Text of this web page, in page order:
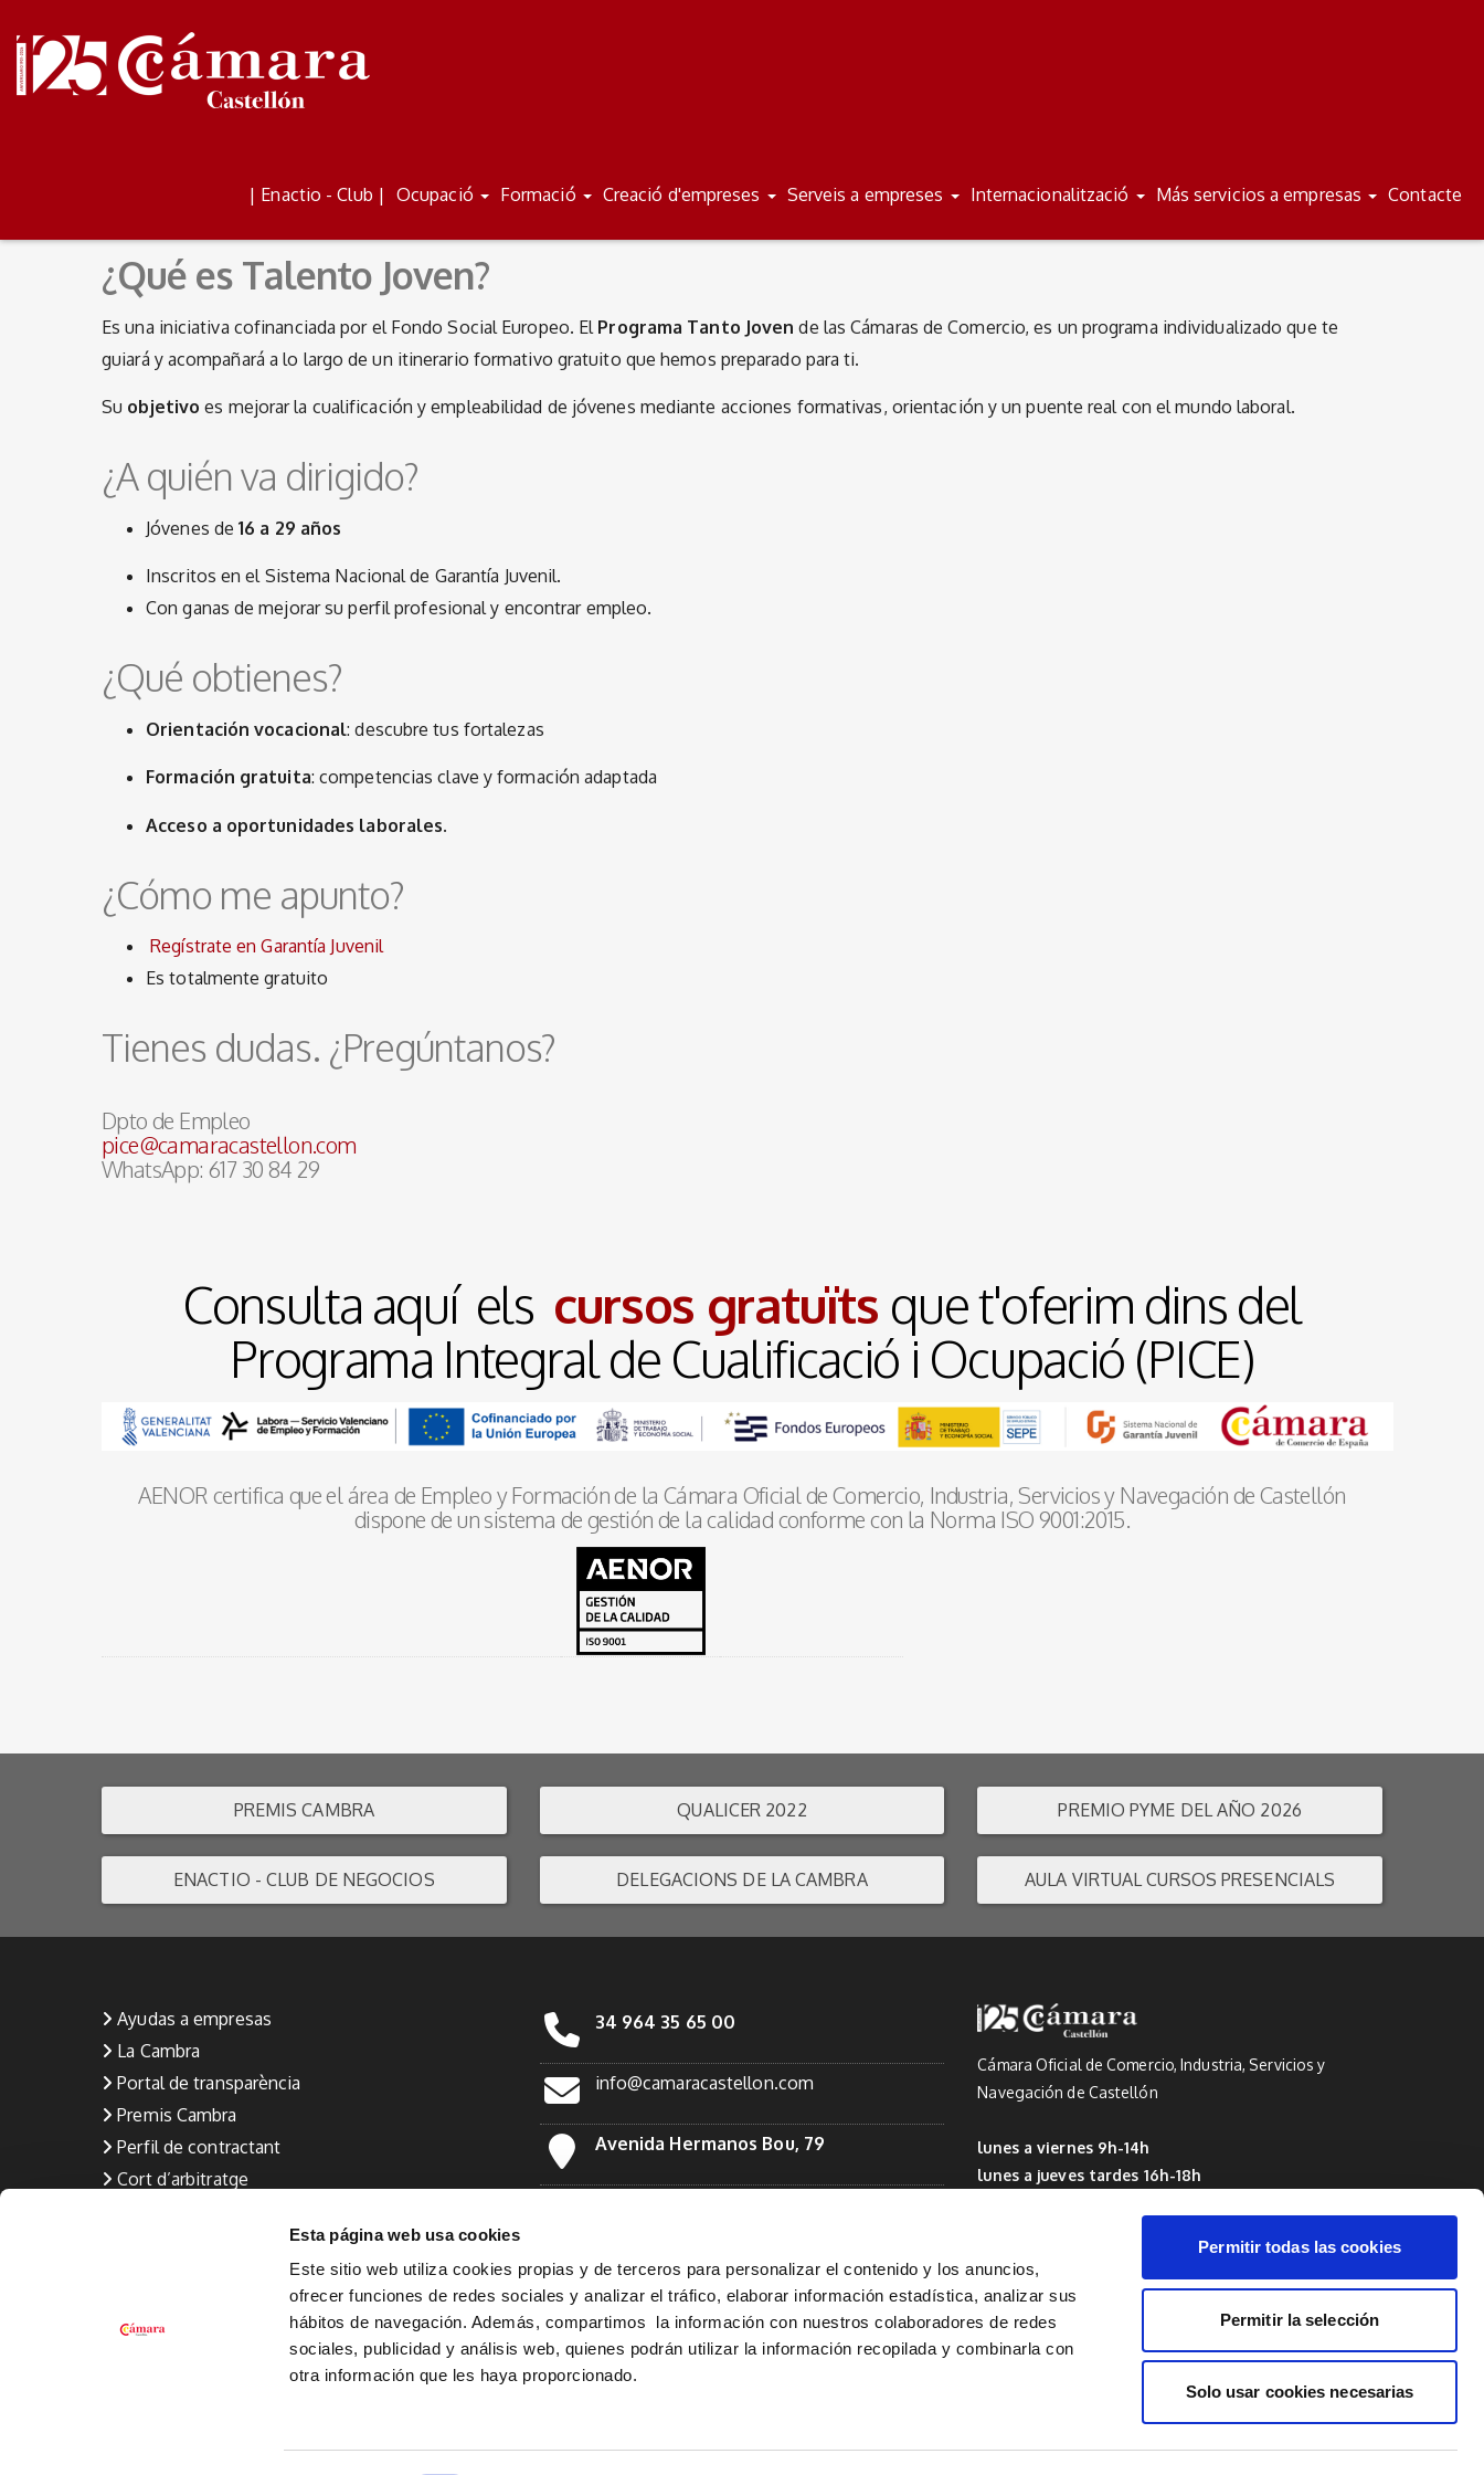
Esta página web usa cookies
Este sitio web utiliza cookies propias y de terceros para personalizar el contenido y los anuncios,
ofrecer funciones de redes sociales y analizar el tráfico, elaborar información estadística, analizar sus
hábitos de navegación. Además, compartimos la información con nuestros colaboradores de redes
sociales, publicidad y análisis web, quienes podrán utilizar la información recopilada y combinarla con
otra información que les haya proporcionado.
Permitir todas las cookies
Permitir la selección
Solo usar cookies necesarias
| Enactio - Club | Ocupació Formació Creació d'empreses Serveis a empreses Internacionalització Más servicios a empresas Contacte
¿Qué es Talento Joven?
Es una iniciativa cofinanciada por el Fondo Social Europeo. El Programa Tanto Joven de las Cámaras de Comercio, es un programa individualizado que te
guiará y acompañará a lo largo de un itinerario formativo gratuito que hemos preparado para ti.
Su objetivo es mejorar la cualificación y empleabilidad de jóvenes mediante acciones formativas, orientación y un puente real con el mundo laboral.
¿A quién va dirigido?
Jóvenes de16 a 29 años
Inscritos en el Sistema Nacional de Garantía Juvenil.
Con ganas de mejorar su perfil profesional y encontrar empleo.
¿Qué obtienes?
Orientación vocacional: descubre tus fortalezas
Formación gratuita: competencias clave y formación adaptada
Acceso a oportunidades laborales.
¿Cómo me apunto?
Regístrate en Garantía Juvenil
Es totalmente gratuito
Tienes dudas. ¿Pregúntanos?
Dpto de Empleo
pice@camaracastellon.com
WhatsApp: 617 30 84 29
Consulta aquí els cursos gratuïts que t'oferim dins del
Programa Integral de Cualificació i Ocupació (PICE)
AENOR certifica que el área de Empleo y Formación de la Cámara Oficial de Comercio, Industria, Servicios y Navegación de Castellón
dispone de un sistema de gestión de la calidad conforme con la Norma ISO 9001:2015.
PREMIS CAMBRA QUALICER 2022 PREMIO PYME DEL AÑO 2026
ENACTIO - CLUB DE NEGOCIOS DELEGACIONS DE LA CAMBRA AULA VIRTUAL CURSOS PRESENCIALS
Ayudas a empresas
La Cambra
Portal de transparència
Premis Cambra
Perfil de contractant
Cort d’arbitratge
Qualitat (formació i ocupació)
Canal de denuncia
34 964 35 65 00
info@camaracastellon.com
Avenida Hermanos Bou, 79
Twitter
Linkedin
Instagram
Cámara Oficial de Comercio, Industria, Servicios y
Navegación de Castellón
lunes a viernes 9h-14h
lunes a jueves tardes 16h-18h
* Del 1 de julio al 15 de septiembre: de 9h a 14h